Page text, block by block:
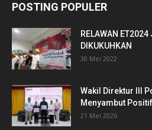
POSTING POPULER
RELAWAN ET2024
DIKUKUHKAN
30 Mei 2022
Wakil Direktur III
Menyambut
21 Mei 2026